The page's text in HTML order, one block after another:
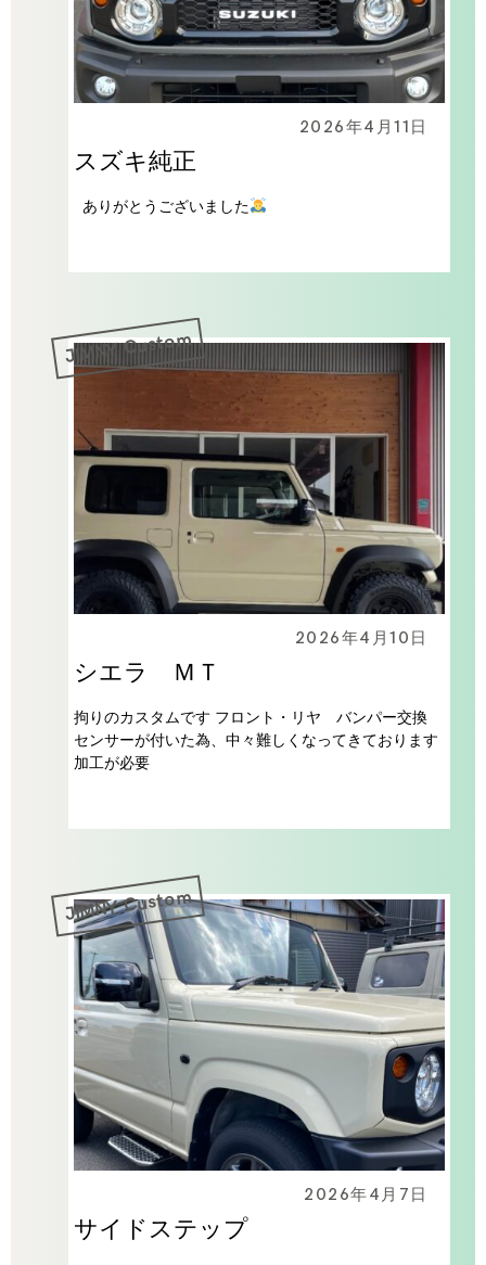
2026年4月11日
スズキ純正
ありがとうございました
2026年4月10日
シエラ ＭＴ
拘りのカスタムです フロント・リヤ バンパー交換
センサーが付いた為、中々難しくなってきております
加工が必要
JIMNY Custom
2026年4月7日
サイドステップ
JIMNY Custom